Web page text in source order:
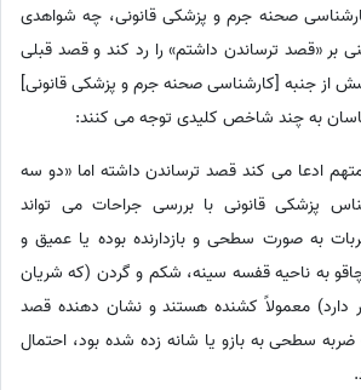
صحنه جرم و پزشکی قانونی، چه شواهدی
بر «قصد ترساندن داشتم» را رد کند و قصد قبلی
از جنبه [کارشناسی صحنه جرم و پزشکی قانونی]
به چند شاخص کلیدی توجه می کنند:
ادعا می کند قصد ترساندن داشته اما «دو سه
پزشکی قانونی با بررسی جراحات می تواند
به صورت سطحی و بازدارنده بوده یا عمیق و
به ناحیه قفسه سینه، شکم و گردن (که شریان
دارد) معمولاً کشنده هستند و نشان دهنده قصد
سطحی به بازو یا شانه زده شده بود، احتمال